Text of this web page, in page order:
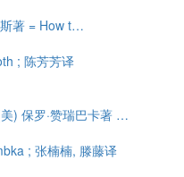
著 = How t…
; 陈芳芳译
) 保罗·赞瑞巴卡著 …
; 张楠楠, 滕藤译